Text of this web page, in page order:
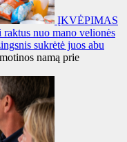
ĮKVĖPIMAS
raktus nuo mano velionės
sukrėtė juos abu
namą prie